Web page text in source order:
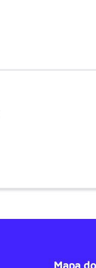
Mapa